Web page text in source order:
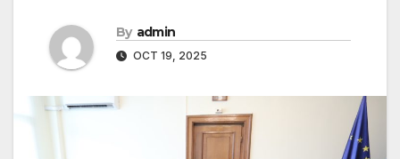
By admin
OCT 19, 2025